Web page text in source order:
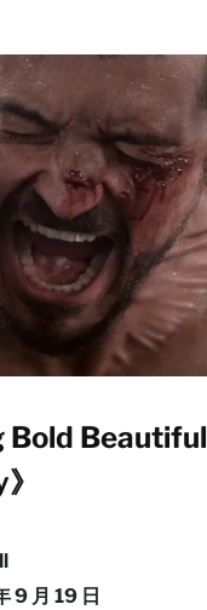
Bold Beautiful
9 月 19 日